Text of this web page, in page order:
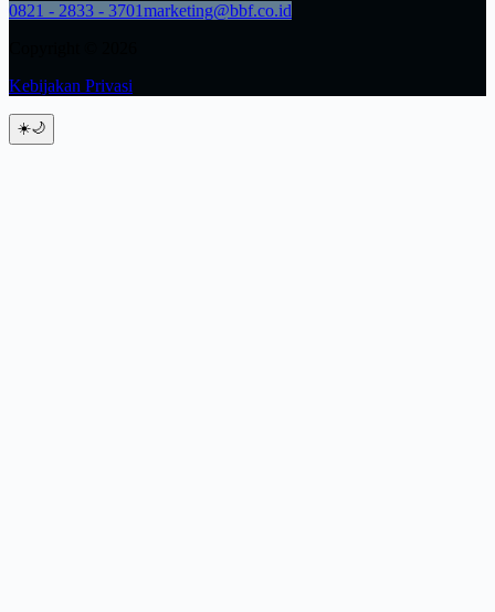
0821 - 2833 - 3701marketing@bbf.co.id
Kebijakan Privasi
☀️🌙